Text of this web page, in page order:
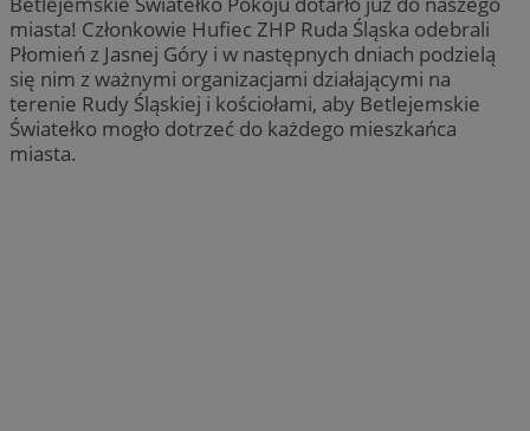
miasta! Członkowie Hufiec ZHP Ruda Śląska odebrali
Płomień z Jasnej Góry i w następnych dniach podzielą
się nim z ważnymi organizacjami działającymi na
terenie Rudy Śląskiej i kościołami, aby Betlejemskie
Światełko mogło dotrzeć do każdego mieszkańca
miasta.